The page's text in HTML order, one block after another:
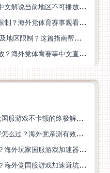
在加拿大看咪咕视频世界杯中文解说当前地区不可播放？这篇指南帮你一键解决
在日本看央视频世界杯地区限制？海外党体育赛事观看终极指南
在国外看世界杯阿根廷VS埃及地区限制？这篇指南帮你搞定中文直播+解说
在香港看抖音世界杯无法播放？海外党体育赛事中文直播终极指南
在英国打激战2卡吗？海外党国服游戏不卡顿的终极解决方案
放开那三国3海外加速器测评怎么过？海外党亲测有效的国服游戏加速指南
英国怎么玩巅峰战舰不卡顿？海外玩家国服游戏加速器终极指南
印尼的人怎么玩战双帕弥什？海外党国服游戏加速避坑指南